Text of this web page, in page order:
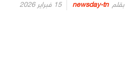
بقلم newsday-tn
Posted
15 فبراير 2026